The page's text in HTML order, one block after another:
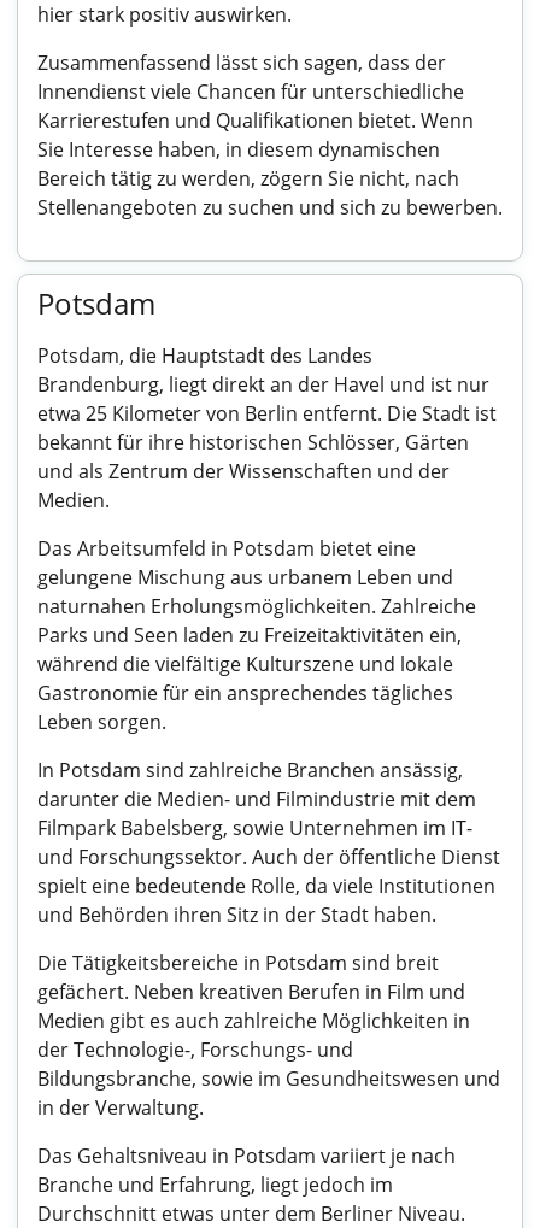
hier stark positiv auswirken.
Zusammenfassend lässt sich sagen, dass der
Innendienst viele Chancen für unterschiedliche
Karrierestufen und Qualifikationen bietet. Wenn
Sie Interesse haben, in diesem dynamischen
Bereich tätig zu werden, zögern Sie nicht, nach
Stellenangeboten zu suchen und sich zu bewerben.
Potsdam
Potsdam, die Hauptstadt des Landes
Brandenburg, liegt direkt an der Havel und ist nur
etwa 25 Kilometer von Berlin entfernt. Die Stadt ist
bekannt für ihre historischen Schlösser, Gärten
und als Zentrum der Wissenschaften und der
Medien.
Das Arbeitsumfeld in Potsdam bietet eine
gelungene Mischung aus urbanem Leben und
naturnahen Erholungsmöglichkeiten. Zahlreiche
Parks und Seen laden zu Freizeitaktivitäten ein,
während die vielfältige Kulturszene und lokale
Gastronomie für ein ansprechendes tägliches
Leben sorgen.
In Potsdam sind zahlreiche Branchen ansässig,
darunter die Medien- und Filmindustrie mit dem
Filmpark Babelsberg, sowie Unternehmen im IT-
und Forschungssektor. Auch der öffentliche Dienst
spielt eine bedeutende Rolle, da viele Institutionen
und Behörden ihren Sitz in der Stadt haben.
Die Tätigkeitsbereiche in Potsdam sind breit
gefächert. Neben kreativen Berufen in Film und
Medien gibt es auch zahlreiche Möglichkeiten in
der Technologie-, Forschungs- und
Bildungsbranche, sowie im Gesundheitswesen und
in der Verwaltung.
Das Gehaltsniveau in Potsdam variiert je nach
Branche und Erfahrung, liegt jedoch im
Durchschnitt etwas unter dem Berliner Niveau.